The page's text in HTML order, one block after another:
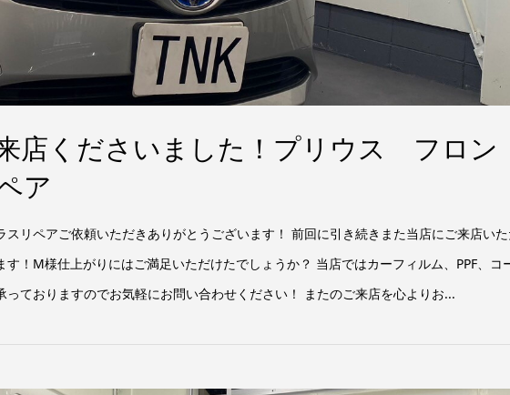
店くださいました！プリウス フロン
ア
スリペアご依頼いただきありがとうございます！ 前回に引き続きまた当店にご来店い
す！M様仕上がりにはご満足いただけたでしょうか？ 当店ではカーフィルム、PPF、コ
っておりますのでお気軽にお問い合わせください！ またのご来店を心よりお...